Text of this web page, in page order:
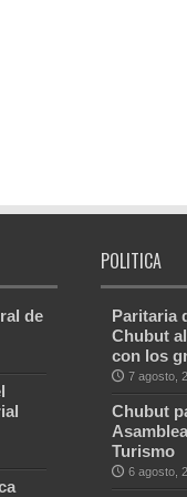
de
POLITICA
Paritaria
Chubut
con los
7 agosto,
Chubut
Turismo
6 agosto,